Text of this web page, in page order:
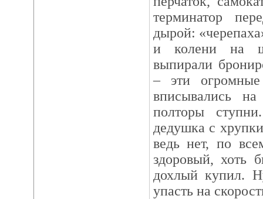
терминатор
дырой:
и колени на
выпирали
– эти
вписывались
полторы
дедушка с
ведь нет, по
здоровый, хоть
дохлый купил.
упасть на